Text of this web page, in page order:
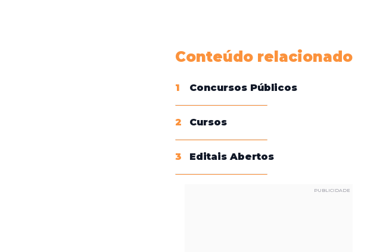
Conteúdo relacionado
1 Concursos Públicos
2 Cursos
3 Editais Abertos
PUBLICIDADE